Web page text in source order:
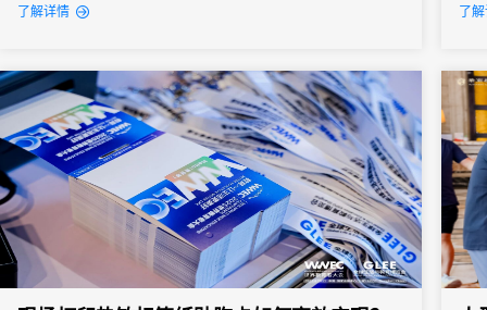
了解详情
动
了